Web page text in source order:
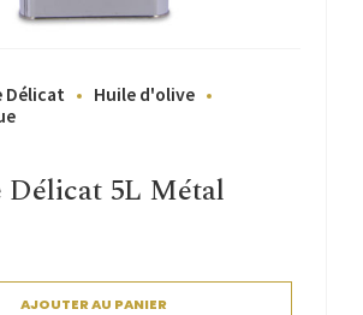
Délicat
Huile d'olive
Délicat 5L Métal
AJOUTER AU PANIER